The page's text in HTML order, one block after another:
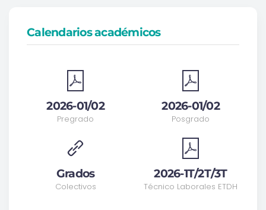
Calendarios académicos
2026-01/02
Pregrado
Grados
Colectivos
2026-01/02
Posgrado
2026-1T/2T/3T
Técnico Laborales ETDH